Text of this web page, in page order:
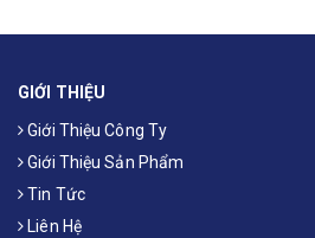
GIỚI THIỆU
Giới Thiệu Công Ty
Giới Thiệu Sản Phẩm
Tin Tức
Liên Hệ